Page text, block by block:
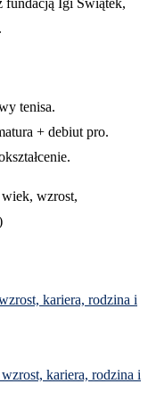
fundacją Igi Świątek,
tenisa.
+ debiut pro.
kariera, rodzina i
kariera, rodzina i